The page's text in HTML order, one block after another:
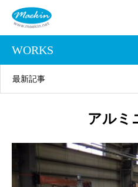
WORKS
最新記事
アルミ